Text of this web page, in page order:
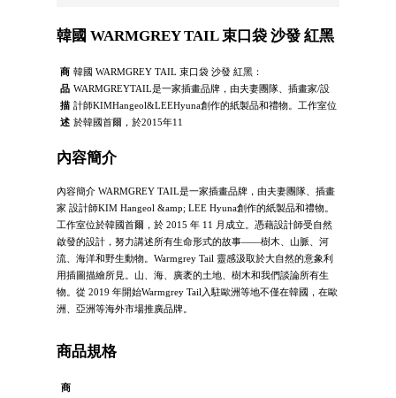
韓國 WARMGREY TAIL 束口袋 沙發 紅黑
商
品
描
述
韓國 WARMGREY TAIL 束口袋 沙發 紅黑：
WARMGREYTAIL是一家插畫品牌，由夫妻團隊、插畫家/設
計師KIMHangeol&LEEHyuna創作的紙製品和禮物。工作室位
於韓國首爾，於2015年11
內容簡介
內容簡介 WARMGREY TAIL是一家插畫品牌，由夫妻團隊、插畫
家 設計師KIM Hangeol &amp; LEE Hyuna創作的紙製品和禮物。
工作室位於韓國首爾，於 2015 年 11 月成立。憑藉設計師受自然
啟發的設計，努力講述所有生命形式的故事——樹木、山脈、河
流、海洋和野生動物。Warmgrey Tail 靈感汲取於大自然的意象利
用插圖描繪所見。山、海、廣袤的土地、樹木和我們談論所有生
物。從 2019 年開始Warmgrey Tail入駐歐洲等地不僅在韓國，在歐
洲、亞洲等海外市場推廣品牌。
商品規格
商